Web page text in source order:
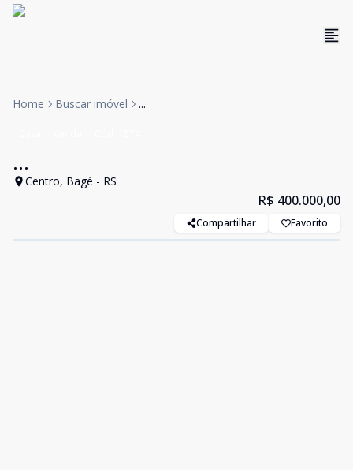
Home Buscar imóvel ...
...
Centro, Bagé - RS
R$ 400.000,00
Compartilhar Favorito